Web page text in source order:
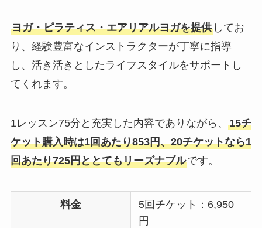
ヨガ・ピラティス・エアリアルヨガを提供してお
り、経験豊富なインストラクターが丁寧に指導
し、活き活きとしたライフスタイルをサポートし
てくれます。
1レッスン75分と充実した内容でありながら、 15チ
ケット購入時は1回あたり853円、20チケットなら1
回あたり725円ととてもリーズナブルです。
料金
5回チケット：6,950
円